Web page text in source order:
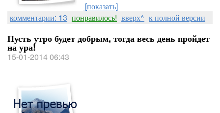
[показать]
комментарии: 13 понравилось! вверх^ к полной версии
Пусть утро будет добрым, тогда весь день пройдет
на ура!
15-01-2014 06:43